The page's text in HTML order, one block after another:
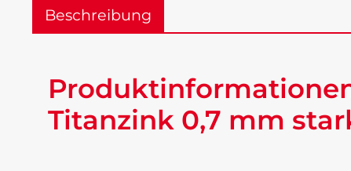
Beschreibung
Titanzink 0,7 mm